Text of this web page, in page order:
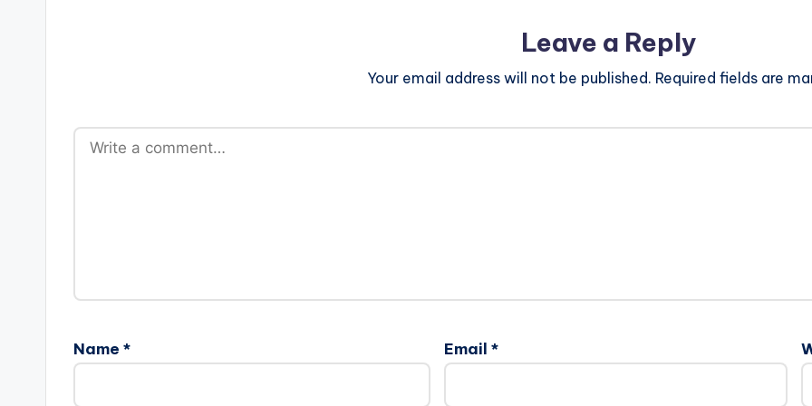
Leave a Reply
Your email address will not be published. Required fields are
Name * Email *